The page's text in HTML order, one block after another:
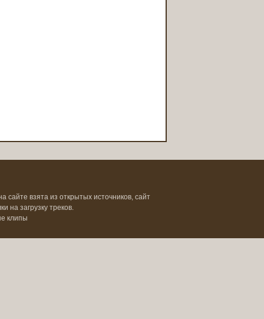
сайте взята из открытых источников, сайт
на загрузку треков.
клипы